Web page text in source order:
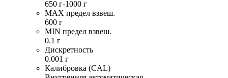
650 г-1000 г
MAX предел взвеш.
600 г
MIN предел взвеш.
0.1 г
Дискретность
0.001 г
Калибровка (CAL)